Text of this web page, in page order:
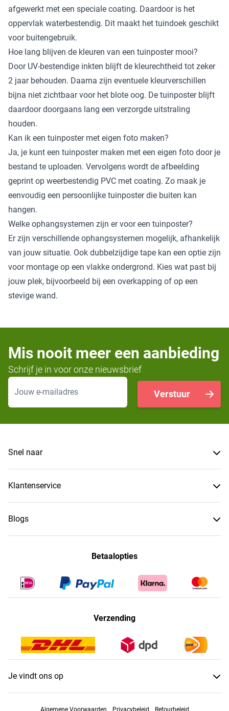
afgewerkt met een speciale coating. Daardoor is het
oppervlak waterbestendig. Dit maakt het tuindoek geschikt
voor buitengebruik.
Hoe lang blijven de kleuren van een tuinposter mooi?
Door UV-bestendige inkten blijft de kleurechtheid tot zeker
2 jaar behouden. Daarna zijn eventuele kleurverschillen
bijna niet zichtbaar voor het blote oog. De tuinposter blijft
daardoor doorgaans lang een verzorgde uitstraling
houden.
Kan ik een tuinposter met eigen foto maken?
Ja, je kunt een tuinposter maken met een eigen foto door je
bestand te uploaden. Vervolgens wordt de afbeelding
geprint op weerbestendig PVC met coating. Zo maak je
eenvoudig een persoonlijke tuinposter die buiten kan
hangen.
Welke ophangsystemen zijn er voor een tuinposter?
Er zijn verschillende ophangsystemen mogelijk, afhankelijk
van jouw situatie. Ook dubbelzijdige tape kan een optie zijn
voor montage op een vlakke ondergrond. Kies wat past bij
jouw plek, bijvoorbeeld bij een overkapping of op een
stevige wand.
Mis nooit meer een aanbieding
Schrijf je in voor onze nieuwsbrief
E-mailadres
Verstuur
Snel naar
Klantenservice
Blogs
Betaalopties
Verzending
Je vindt ons op
Algemene Voorwaarden Privacybeleid Retourbeleid